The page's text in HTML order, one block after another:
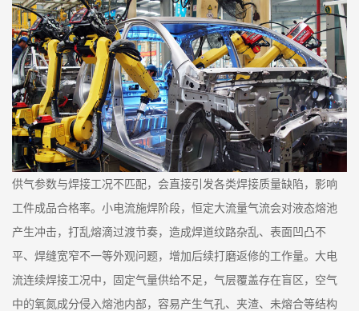
供气参数与焊接工况不匹配，会直接引发各类焊接质量缺陷，影响
工件成品合格率。小电流施焊阶段，恒定大流量气流会对液态熔池
产生冲击，打乱熔滴过渡节奏，造成焊道纹路杂乱、表面凹凸不
平、焊缝宽窄不一等外观问题，增加后续打磨返修的工作量。大电
流连续焊接工况中，固定气量供给不足，气层覆盖存在盲区，空气
中的氧氮成分侵入熔池内部，容易产生气孔、夹渣、未熔合等结构